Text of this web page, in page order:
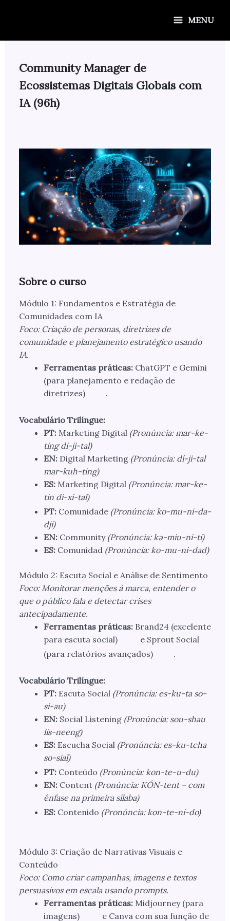
MENU
Community Manager de
Ecossistemas Digitais Globais com
IA (96h)
Sobre o curso
Módulo 1: Fundamentos e Estratégia de
Comunidades com IA
Foco: Criação de personas, diretrizes de
comunidade e planejamento estratégico usando
IA.
Ferramentas práticas:ChatGPT e Gemini
(para planejamento e redação de
diretrizes)
.
Vocabulário Trilíngue:
PT:Marketing Digital (Pronúncia: mar-ke-
ting di-ji-tal)
EN:Digital Marketing (Pronúncia: dí-ji-tal
mar-kuh-ting)
ES:Marketing Digital (Pronúncia: mar-ke-
tin di-xi-tal)
PT:Comunidade (Pronúncia: ko-mu-ni-da-
dji)
EN:Community (Pronúncia: kə-miu-ni-ti)
ES:Comunidad (Pronúncia: ko-mu-ni-dad)
Módulo 2: Escuta Social e Análise de Sentimento
Foco: Monitorar menções à marca, entender o
que o público fala e detectar crises
antecipadamente.
Ferramentas práticas:Brand24 (excelente
para escuta social)
e Sprout Social
(para relatórios avançados)
.
Vocabulário Trilíngue:
PT:Escuta Social (Pronúncia: es-ku-ta so-
si-au)
EN:Social Listening (Pronúncia: sou-shau
lis-neeng)
ES:Escucha Social (Pronúncia: es-ku-tcha
so-sial)
PT:Conteúdo (Pronúncia: kon-te-u-du)
EN:Content (Pronúncia: KÓN-tent – com
ênfase na primeira sílaba)
ES:Contenido (Pronúncia: kon-te-ni-do)
Módulo 3: Criação de Narrativas Visuais e
Conteúdo
Foco: Como criar campanhas, imagens e textos
persuasivos em escala usando prompts.
Ferramentas práticas:Midjourney (para
imagens)
e Canva com sua função de